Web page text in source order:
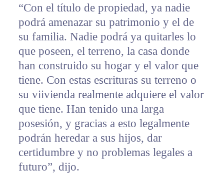
“Con el título de propiedad, ya nadie
podrá amenazar su patrimonio y el de
su familia. Nadie podrá ya quitarles lo
que poseen, el terreno, la casa donde
han construido su hogar y el valor que
tiene. Con estas escrituras su terreno o
su viivienda realmente adquiere el valor
que tiene. Han tenido una larga
posesión, y gracias a esto legalmente
podrán heredar a sus hijos, dar
certidumbre y no problemas legales a
futuro”, dijo.